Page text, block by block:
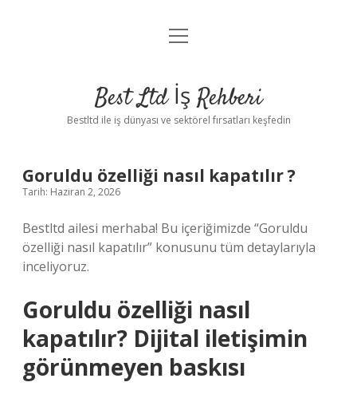
Anasayfa
Yasal Uyarı
menüyü
Best Ltd İş Rehberi
Bestltd ile iş dünyası ve sektörel fırsatları keşfedin
Goruldu özelliği nasıl kapatılır ?
Tarih: Haziran 2, 2026
Bestltd ailesi merhaba! Bu içeriğimizde “Goruldu
özelliği nasıl kapatılır” konusunu tüm detaylarıyla
inceliyoruz.
Goruldu özelliği nasıl
kapatılır? Dijital iletişimin
görünmeyen baskısı